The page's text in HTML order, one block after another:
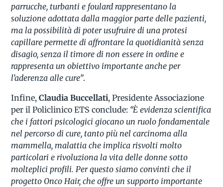
parrucche, turbanti e foulard rappresentano la
soluzione adottata dalla maggior parte delle pazienti,
ma la possibilità di poter usufruire di una protesi
capillare permette di affrontare la quotidianità senza
disagio, senza il timore di non essere in ordine e
rappresenta un obiettivo importante anche per
l’aderenza alle cure”.
Infine,Claudia Buccellati, Presidente Associazione
per il Policlinico ETS conclude: “È evidenza scientifica
che i fattori psicologici giocano un ruolo fondamentale
nel percorso di cure, tanto più nel carcinoma alla
mammella, malattia che implica risvolti molto
particolari e rivoluziona la vita delle donne sotto
molteplici profili. Per questo siamo convinti che il
progetto Onco Hair, che offre un supporto importante